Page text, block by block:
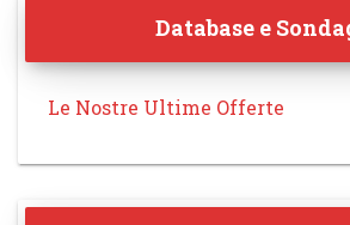
Database e
Le Nostre Ultime Offerte